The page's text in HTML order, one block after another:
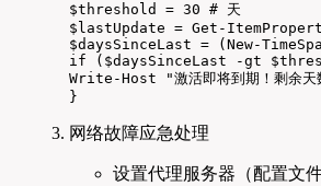
$threshold = 30 # 天
$lastUpdate = Get-
$daysSinceLast = (New-
if ($daysSinceLast -gt
Write-Host "激活即将到期！剩
}
网络故障应急处理
设置代理服务器（配置文